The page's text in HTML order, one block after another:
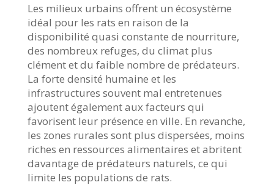
Les milieux urbains offrent un écosystème
idéal pour les rats en raison de la
disponibilité quasi constante de nourriture,
des nombreux refuges, du climat plus
clément et du faible nombre de prédateurs.
La forte densité humaine et les
infrastructures souvent mal entretenues
ajoutent également aux facteurs qui
favorisent leur présence en ville. En revanche,
les zones rurales sont plus dispersées, moins
riches en ressources alimentaires et abritent
davantage de prédateurs naturels, ce qui
limite les populations de rats.